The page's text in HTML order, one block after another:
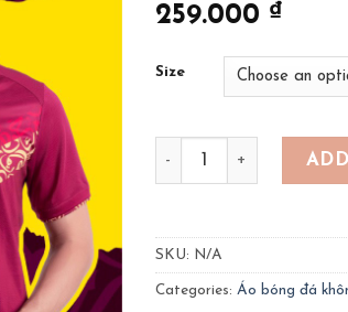
259.000 ₫
Size
Quần áo bóng đá
SKU: N/A
Categories: Áo bóng đá